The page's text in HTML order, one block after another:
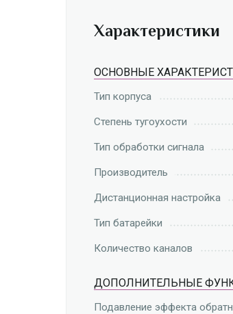
Характеристики
ОСНОВНЫЕ
Тип корпуса
Степень тугоухости
Тип обработки сигнала
Производитель
Дистанционная настройка
Тип батарейки
Количество каналов
ДОПОЛНИТЕЛЬНЫЕ
Подавление эффекта